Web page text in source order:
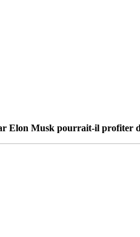
Elon Musk pourrait-il profiter